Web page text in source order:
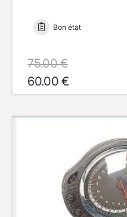
Bon état
75.00 €
60.00 €